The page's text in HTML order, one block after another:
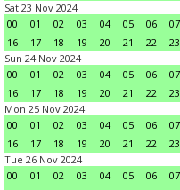
Sat 23 Nov 2024
00
01 02 03 04 05 06 07
16
17 18 19 20 21 22
23
Sun 24 Nov 2024
00
01 02 03 04 05 06 07
16
17 18 19 20 21 22
23
Mon 25 Nov 2024
00
01 02 03 04 05 06 07
16
17 18 19 20 21 22
23
Tue 26 Nov 2024
00
01 02 03 04 05 06 07